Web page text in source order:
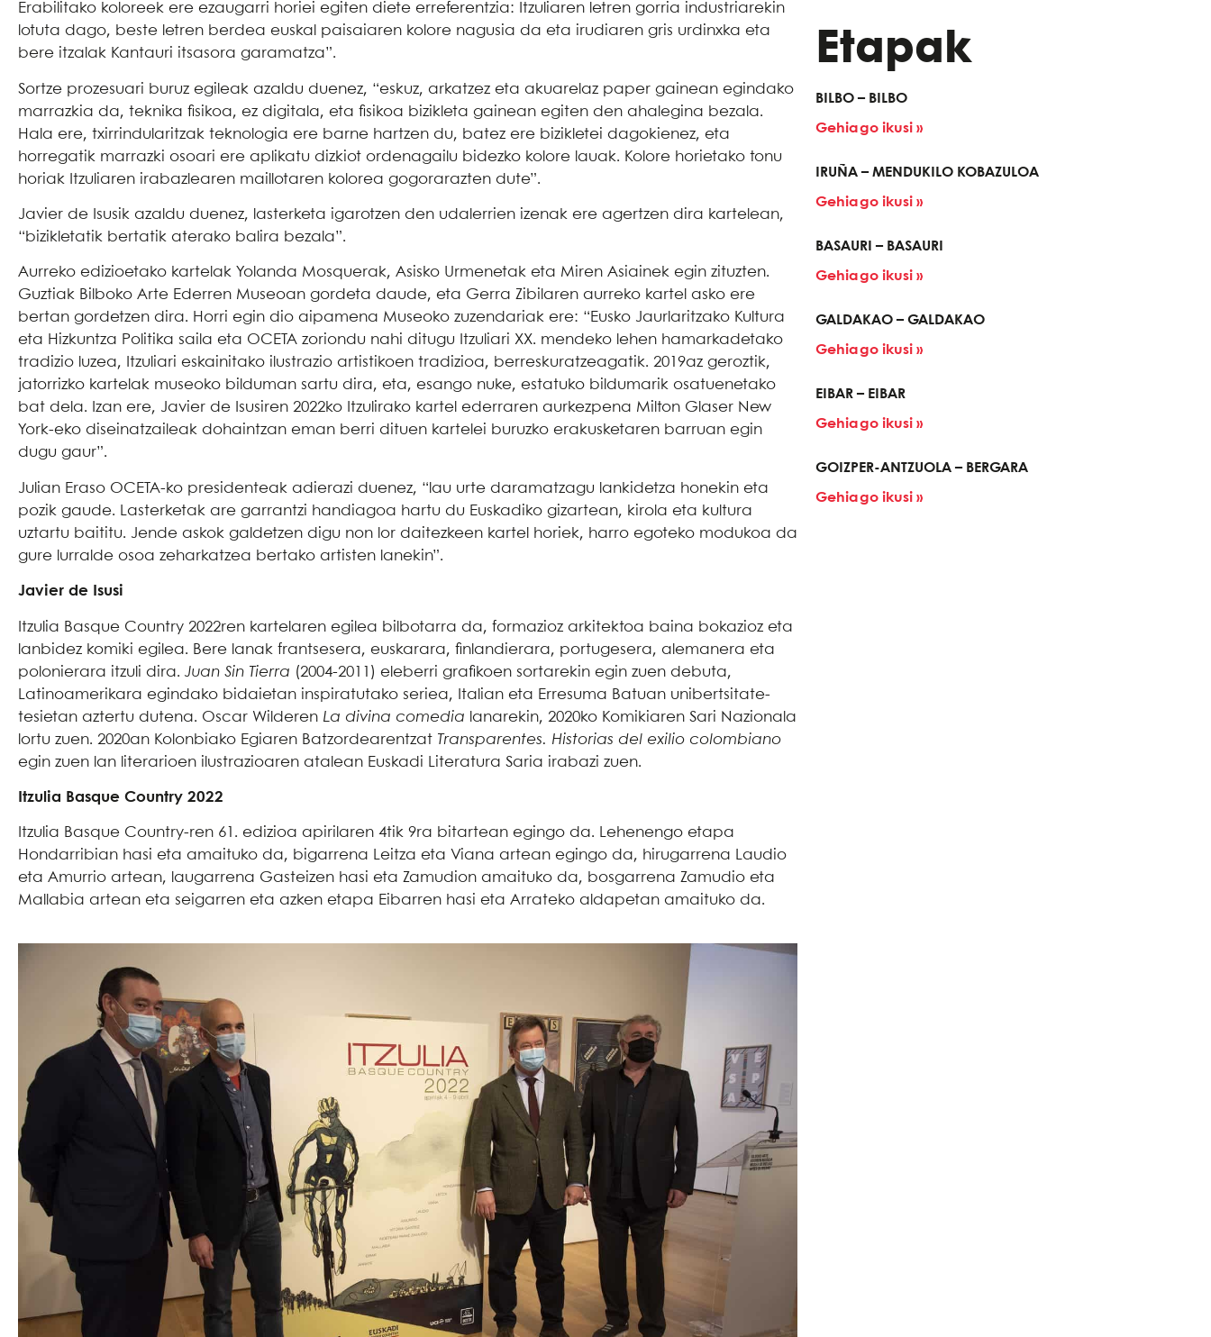
Erabilitako koloreek ere ezaugarri horiei egiten diete erreferentzia: Itzuliaren letren gorria industriarekin
lotuta dago, beste letren berdea euskal paisaiaren kolore nagusia da eta irudiaren gris urdinxka eta
bere itzalak Kantauri itsasora garamatza”.
Sortze prozesuari buruz egileak azaldu duenez, “eskuz, arkatzez eta akuarelaz paper gainean egindako
marrazkia da, teknika fisikoa, ez digitala, eta fisikoa bizikleta gainean egiten den ahalegina bezala.
Hala ere, txirrindularitzak teknologia ere barne hartzen du, batez ere bizikletei dagokienez, eta
horregatik marrazki osoari ere aplikatu dizkiot ordenagailu bidezko kolore lauak. Kolore horietako tonu
horiak Itzuliaren irabazlearen maillotaren kolorea gogorarazten dute”.
Javier de Isusik azaldu duenez, lasterketa igarotzen den udalerrien izenak ere agertzen dira kartelean,
“bizikletatik bertatik aterako balira bezala”.
Aurreko edizioetako kartelak Yolanda Mosquerak, Asisko Urmenetak eta Miren Asiainek egin zituzten.
Guztiak Bilboko Arte Ederren Museoan gordeta daude, eta Gerra Zibilaren aurreko kartel asko ere
bertan gordetzen dira. Horri egin dio aipamena Museoko zuzendariak ere: “Eusko Jaurlaritzako Kultura
eta Hizkuntza Politika saila eta OCETA zoriondu nahi ditugu Itzuliari XX. mendeko lehen hamarkadetako
tradizio luzea, Itzuliari eskainitako ilustrazio artistikoen tradizioa, berreskuratzeagatik. 2019az geroztik,
jatorrizko kartelak museoko bilduman sartu dira, eta, esango nuke, estatuko bildumarik osatuenetako
bat dela. Izan ere, Javier de Isusiren 2022ko Itzulirako kartel ederraren aurkezpena Milton Glaser New
York-eko diseinatzaileak dohaintzan eman berri dituen kartelei buruzko erakusketaren barruan egin
dugu gaur”.
Julian Eraso OCETA-ko presidenteak adierazi duenez, “lau urte daramatzagu lankidetza honekin eta
pozik gaude. Lasterketak are garrantzi handiagoa hartu du Euskadiko gizartean, kirola eta kultura
uztartu baititu. Jende askok galdetzen digu non lor daitezkeen kartel horiek, harro egoteko modukoa da
gure lurralde osoa zeharkatzea bertako artisten lanekin”.
Javier de Isusi
Itzulia Basque Country 2022ren kartelaren egilea bilbotarra da, formazioz arkitektoa baina bokazioz eta
lanbidez komiki egilea. Bere lanak frantsesera, euskarara, finlandierara, portugesera, alemanera eta
polonierara itzuli dira. Juan Sin Tierra (2004-2011) eleberri grafikoen sortarekin egin zuen debuta,
Latinoamerikara egindako bidaietan inspiratutako seriea, Italian eta Erresuma Batuan unibertsitate-
tesietan aztertu dutena. Oscar Wilderen La divina comedia lanarekin, 2020ko Komikiaren Sari Nazionala
lortu zuen. 2020an Kolonbiako Egiaren Batzordearentzat Transparentes. Historias del exilio colombiano
egin zuen lan literarioen ilustrazioaren atalean Euskadi Literatura Saria irabazi zuen.
Itzulia Basque Country 2022
Itzulia Basque Country-ren 61. edizioa apirilaren 4tik 9ra bitartean egingo da. Lehenengo etapa
Hondarribian hasi eta amaituko da, bigarrena Leitza eta Viana artean egingo da, hirugarrena Laudio
eta Amurrio artean, laugarrena Gasteizen hasi eta Zamudion amaituko da, bosgarrena Zamudio eta
Mallabia artean eta seigarren eta azken etapa Eibarren hasi eta Arrateko aldapetan amaituko da.
Etapak
BILBO – BILBO
Gehiago ikusi »
IRUÑA – MENDUKILO KOBAZULOA
Gehiago ikusi »
BASAURI – BASAURI
Gehiago ikusi »
GALDAKAO – GALDAKAO
Gehiago ikusi »
EIBAR – EIBAR
Gehiago ikusi »
GOIZPER-ANTZUOLA – BERGARA
Gehiago ikusi »